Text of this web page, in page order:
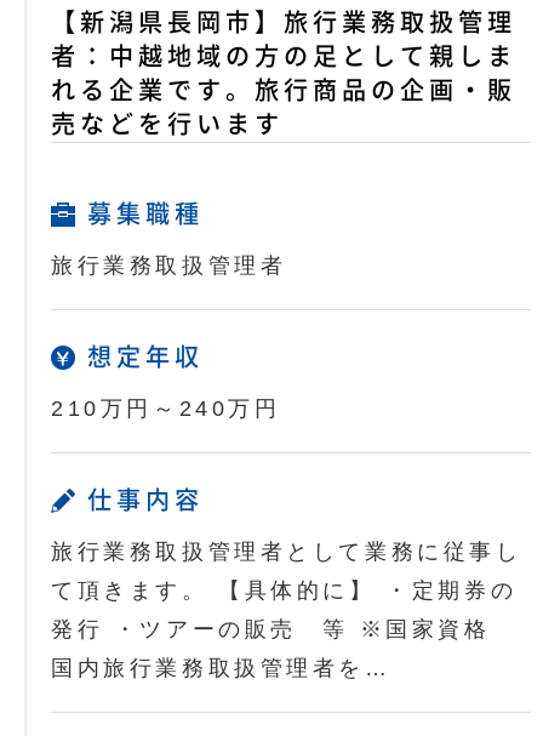
【新潟県長岡市】旅行業務取扱管理
者：中越地域の方の足として親しま
れる企業です。旅行商品の企画・販
売などを行います
募集職種
旅行業務取扱管理者
想定年収
210万円～240万円
仕事内容
旅行業務取扱管理者として業務に従事し
て頂きます。 【具体的に】 ・定期券の
発行 ・ツアーの販売 等 ※国家資格
国内旅行業務取扱管理者を…